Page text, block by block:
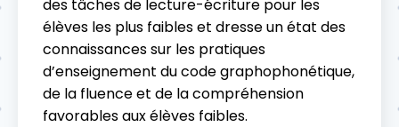
des tâches de lecture-écriture pour les
élèves les plus faibles et dresse un état des
connaissances sur les pratiques
d’enseignement du code graphophonétique,
de la fluence et de la compréhension
favorables aux élèves faibles.